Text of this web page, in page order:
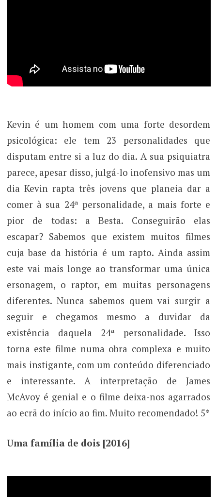
Kevin é um homem com uma forte desordem
psicológica: ele tem 23 personalidades que
disputam entre si a luz do dia. A sua psiquiatra
parece, apesar disso, julgá-lo inofensivo mas um
dia Kevin rapta três jovens que planeia dar a
comer à sua 24ª personalidade, a mais forte e
pior de todas: a Besta. Conseguirão elas
escapar? Sabemos que existem muitos filmes
cuja base da história é um rapto. Ainda assim
este vai mais longe ao transformar uma única
ersonagem, o raptor, em muitas personagens
diferentes. Nunca sabemos quem vai surgir a
seguir e chegamos mesmo a duvidar da
existência daquela 24ª personalidade. Isso
torna este filme numa obra complexa e muito
mais instigante, com um conteúdo diferenciado
e interessante. A interpretação de James
McAvoy é genial e o filme deixa-nos agarrados
ao ecrã do início ao fim. Muito recomendado! 5*
Uma família de dois [2016]